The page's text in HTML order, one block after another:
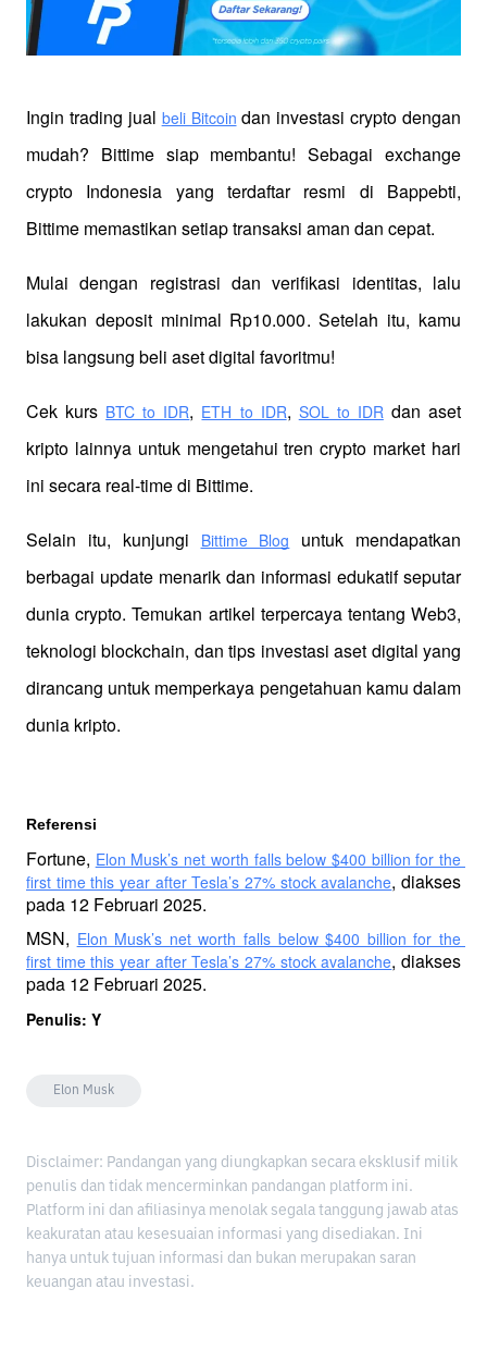
Ingin trading jual beli Bitcoin dan investasi crypto dengan
mudah? Bittime siap membantu! Sebagai exchange
crypto Indonesia yang terdaftar resmi di Bappebti,
Bittime memastikan setiap transaksi aman dan cepat.
Mulai dengan registrasi dan verifikasi identitas, lalu
lakukan deposit minimal Rp10.000. Setelah itu, kamu
bisa langsung beli aset digital favoritmu!
Cek kurs BTC to IDR, ETH to IDR, SOL to IDR dan aset
kripto lainnya untuk mengetahui tren crypto market hari
ini secara real-time di Bittime.
Selain itu, kunjungi Bittime Blog
untuk mendapatkan
berbagai update menarik dan informasi edukatif seputar
dunia crypto. Temukan artikel terpercaya tentang Web3,
teknologi blockchain, dan tips investasi aset digital yang
dirancang untuk memperkaya pengetahuan kamu dalam
dunia kripto.
Referensi
Fortune, Elon Musk’s net worth falls below $400 billion for the
first time this year after Tesla’s 27% stock avalanche, diakses
pada 12 Februari 2025.
MSN, Elon Musk’s net worth falls below $400 billion for the
first time this year after Tesla’s 27% stock avalanche, diakses
pada 12 Februari 2025.
Penulis: Y
Elon Musk
Disclaimer: Pandangan yang diungkapkan secara eksklusif milik
penulis dan tidak mencerminkan pandangan platform ini.
Platform ini dan afiliasinya menolak segala tanggung jawab atas
keakuratan atau kesesuaian informasi yang disediakan. Ini
hanya untuk tujuan informasi dan bukan merupakan saran
keuangan atau investasi.